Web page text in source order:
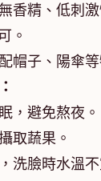
香精、低刺
。
帽子、陽傘
，避免熬夜。
取蔬果。
洗臉時水溫不